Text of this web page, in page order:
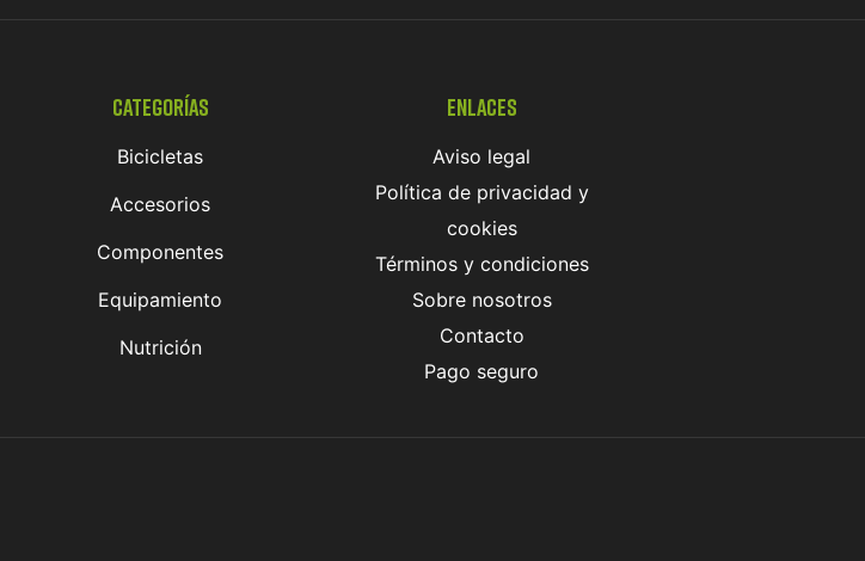
Categorías
Bicicletas
Accesorios
Componentes
Equipamiento
Nutrición
Enlaces
Aviso legal
Política de privacidad y
cookies
Términos y condiciones
Sobre nosotros
Contacto
Pago seguro